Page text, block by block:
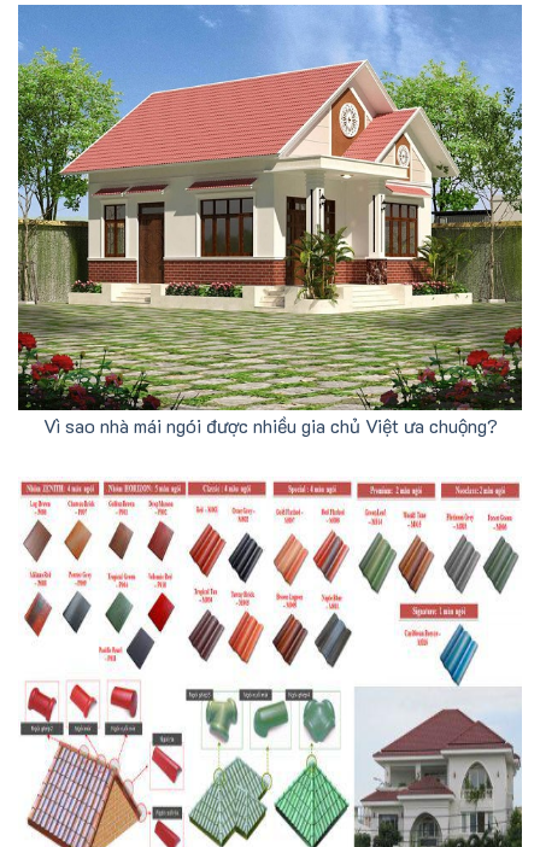
Vì sao nhà mái ngói được nhiều gia chủ Việt ưa chuộng?